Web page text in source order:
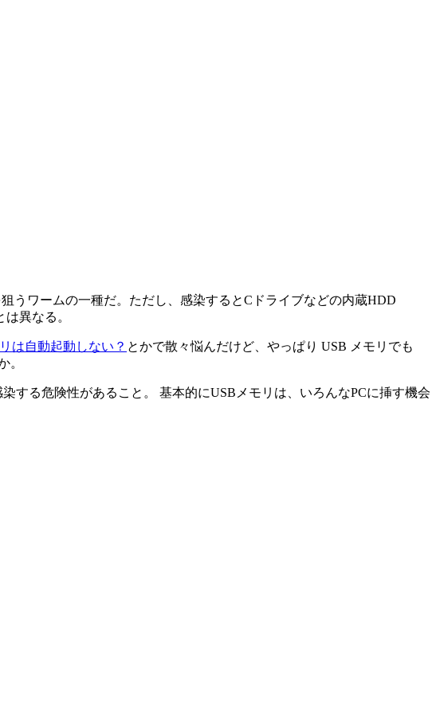
うワームの一種だ。ただし、感染するとCドライブなどの内蔵HDD
異なる。
は自動起動しない？ とかで散々悩んだけど、やっぱり USB メモリでも
。
する危険性があること。 基本的にUSBメモリは、いろんなPCに挿す機会